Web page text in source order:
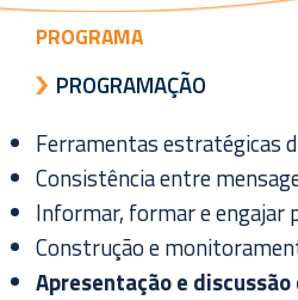
PROGRAMA
PROGRAMAÇÃO
Ferramentas estratégicas
Consistência entre
Informar, formar e engajar
Construção e
Apresentação e